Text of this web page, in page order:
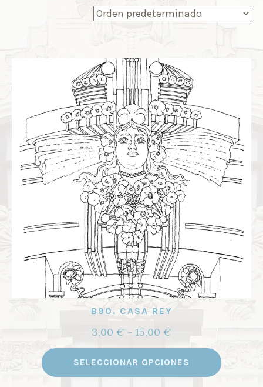
B90. CASA REY
3,00 € - 15,00 €
de
precios:
desde
SELECCIONAR OPCIONES
Este